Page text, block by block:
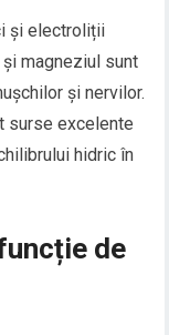
și electroliții
magneziul sunt
și nervilor.
surse excelente
hidric în
de